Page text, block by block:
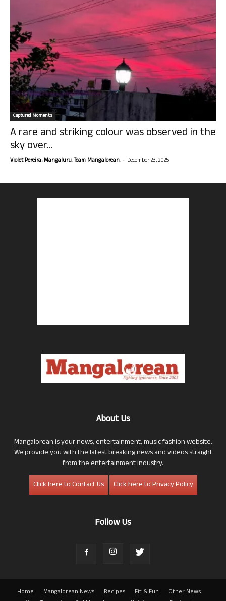
Captured Moments
A rare and striking colour was observed in the
sky over...
Violet Pereira, Mangaluru. Team Mangalorean. - December 23, 2025
About Us
Mangalorean is your news, entertainment, music fashion website.
We provide you with the latest breaking news and videos straight
from the entertainment industry.
Click here to Contact Us
Click here to Privacy Policy
Follow Us
Home Mangalorean News Recipes Fit & Fun
Other News